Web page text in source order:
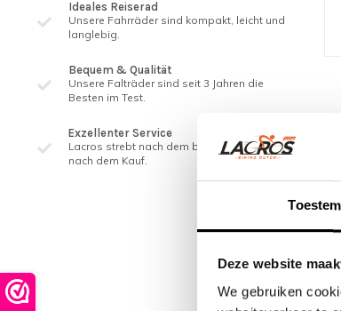
Deze website
We gebruiken
Ideales Reiserad
Unsere Fahrräder sind kompakt, leicht und
langlebig.
Bequem & Qualität
Unsere Falträder sind seit 3 ​​Jahren die
Besten im Test.
Exzellenter Service
Lacros strebt nach dem besten Service, auch
nach dem Kauf.